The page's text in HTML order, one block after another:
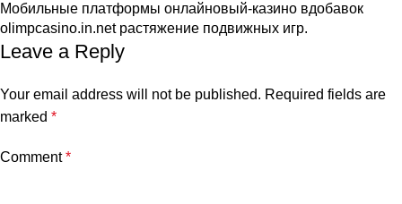
Мобильные платформы онлайновый-казино вдобавок
olimpcasino.in.net растяжение подвижных игр.
Leave a Reply
Your email address will not be published. Required fields are
marked *
Comment*